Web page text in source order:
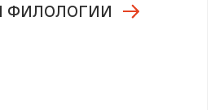
ФИЛОЛОГИИ